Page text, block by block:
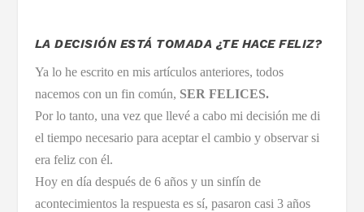
LA DECISIÓN ESTÁ TOMADA ¿TE HACE FELIZ?
Ya lo he escrito en mis artículos anteriores, todos
nacemos con un fin común, SER FELICES.
Por lo tanto, una vez que llevé a cabo mi decisión me di
el tiempo necesario para aceptar el cambio y observar si
era feliz con él.
Hoy en día después de 6 años y un sinfín de
acontecimientos la respuesta es sí, pasaron casi 3 años